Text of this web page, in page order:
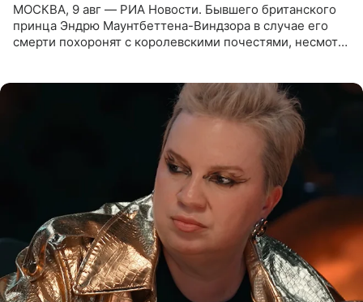
МОСКВА, 9 авг — РИА Новости. Бывшего британского
принца Эндрю Маунтбеттена-Виндзора в случае его
смерти похоронят с королевскими почестями, несмотря